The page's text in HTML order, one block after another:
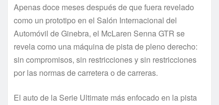
Apenas doce meses después de que fuera revelado
como un prototipo en el Salón Internacional del
Automóvil de Ginebra, el McLaren Senna GTR se
revela como una máquina de pista de pleno derecho:
sin compromisos, sin restricciones y sin restricciones
por las normas de carretera o de carreras.
El auto de la Serie Ultimate más enfocado en la pista